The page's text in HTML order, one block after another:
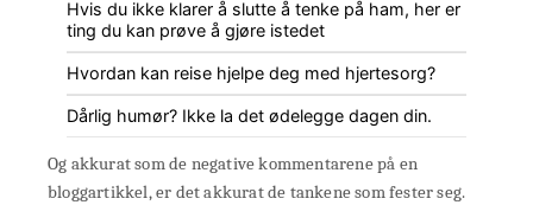
Hvis du ikke klarer å slutte å tenke på ham, her er
ting du kan prøve å gjøre istedet
Hvordan kan reise hjelpe deg med hjertesorg?
Dårlig humør? Ikke la det ødelegge dagen din.
Og akkurat som de negative kommentarene på en
bloggartikkel, er det akkurat de tankene som fester seg.